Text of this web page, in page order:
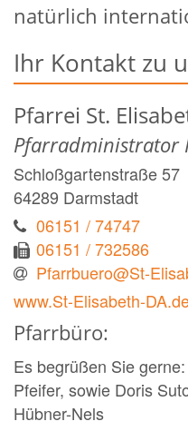
natürlich
Ihr Kontakt zu
Pfarrei St.
Pfarradministrator
Schloßgartenstraße 57
64289 Darmstadt
06151 / 74747
06151 / 732586
Pfarrbuero@St-
www.St-Elisabeth-
Pfarrbüro:
Es begrüßen Sie
Pfeifer, sowie Doris
Hübner-Nels